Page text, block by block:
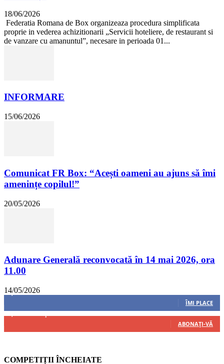
18/06/2026
Federatia Romana de Box organizeaza procedura simplificata
proprie in vederea achizitionarii „Servicii hoteliere, de restaurant si
de vanzare cu amanuntul”, necesare in perioada 01...
INFORMARE
15/06/2026
Comunicat FR Box: “Acești oameni au ajuns să îmi
amenințe copilul!”
20/05/2026
Adunare Generală reconvocată în 14 mai 2026, ora
11.00
14/05/2026
8,237 Fani
ÎMI PLACE
ABONAȚI-VĂ
COMPETIȚII ÎNCHEIATE